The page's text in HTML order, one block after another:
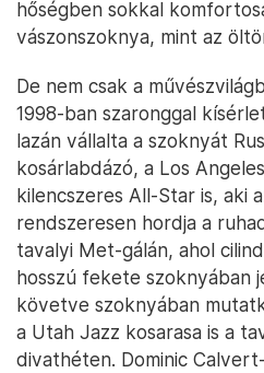
hőségben sokkal
vászonszoknya, mint az
De nem csak a
1998-ban szaronggal
lazán vállalta a szoknyát
kosárlabdázó, a Los
kilencszeres All-Star is, aki
rendszeresen hordja a
tavalyi Met-gálán, ahol
hosszú fekete szoknyában
követve szoknyában
a Utah Jazz kosarasa is a
divathéten. Dominic